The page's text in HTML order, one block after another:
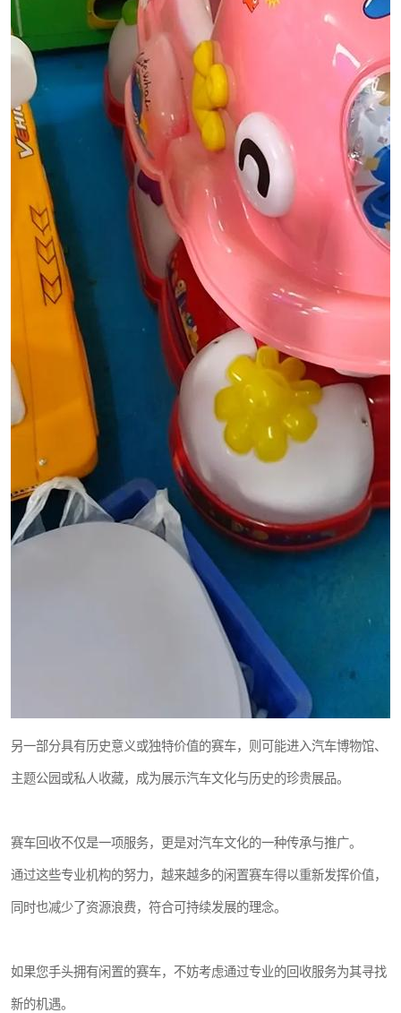
另一部分具有历史意义或独特价值的赛车，则可能进入汽车博物馆、
主题公园或私人收藏，成为展示汽车文化与历史的珍贵展品。
赛车回收不仅是一项服务，更是对汽车文化的一种传承与推广。
通过这些专业机构的努力，越来越多的闲置赛车得以重新发挥价值，
同时也减少了资源浪费，符合可持续发展的理念。
如果您手头拥有闲置的赛车，不妨考虑通过专业的回收服务为其寻找
新的机遇。